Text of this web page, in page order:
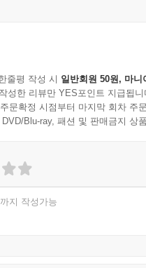
줄평 작성 시 일반회원 50원, 마니
성한 리뷰만 YES포인트 지급됩니
문확정 시점부터 마지막 회차 주
Blu-ray, 패션 및 판매금지 상
지 작성가능